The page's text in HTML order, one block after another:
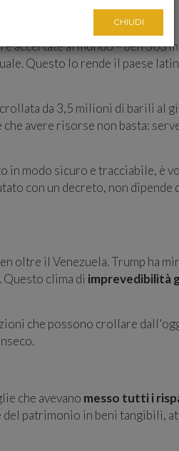
accertate al mondo – ben 303
Questo lo rende il paese
da 3,5 milioni di barili al
avere risorse non basta:
in modo sicuro e tracciabile, è
con un decreto, non dipende
oltre il Venezuela. Trump ha
Questo clima di imprevedibilità
che possono crollare
che avevano messo tutti i
del patrimonio in beni tangibili,
CHIUDI